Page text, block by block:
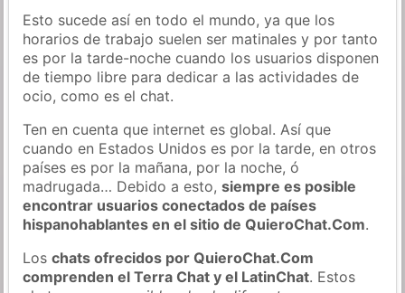
Esto sucede así en todo el mundo, ya que los
horarios de trabajo suelen ser matinales y por tanto
es por la tarde-noche cuando los usuarios disponen
de tiempo libre para dedicar a las actividades de
ocio, como es el chat.
Ten en cuenta que internet es global. Así que
cuando en Estados Unidos es por la tarde, en otros
países es por la mañana, por la noche, ó
madrugada… Debido a esto,siempre es posible
encontrar usuarios conectados de países
hispanohablantes en el sitio de QuieroChat.Com.
Loschats ofrecidos por QuieroChat.Com
comprenden el Terra Chat y el LatinChat. Estos